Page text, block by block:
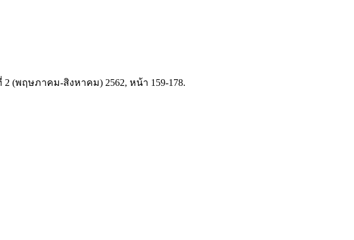
(พฤษภาคม-สิงหาคม) 2562, หน้า 159-178.